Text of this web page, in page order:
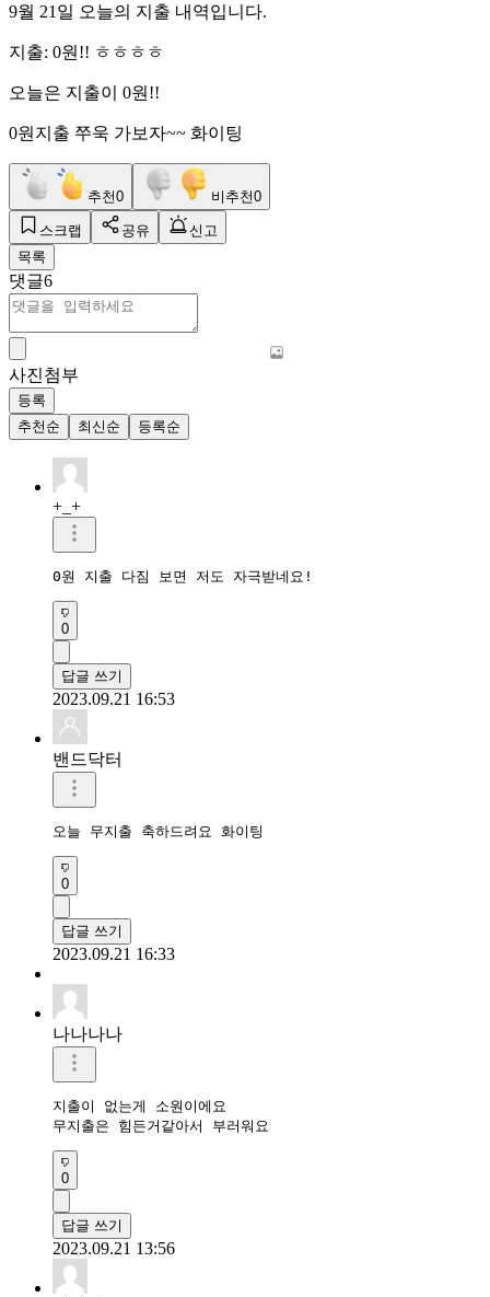
9월 21일 오늘의 지출 내역입니다.
지출: 0원!! ㅎㅎㅎㅎ
오늘은 지출이 0원!!
0원지출 쭈욱 가보자~~ 화이팅
추천0 비추천0
스크랩 공유
신고
목록
댓글6
사진첨부
등록
추천순
최신순 등록순
+_+
0원 지출 다짐 보면 저도 자극받네요!
0
답글 쓰기
2023.09.21 16:53
밴드닥터
오늘 무지출 축하드려요 화이팅
0
답글 쓰기
2023.09.21 16:33
나나나나
지출이 없는게 소원이에요
무지출은 힘든거같아서 부러워요
0
답글 쓰기
2023.09.21 13:56